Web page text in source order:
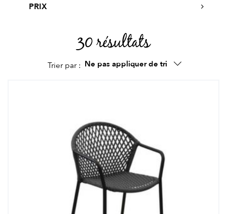
PRIX
30 résultats
Trier par : Ne pas appliquer de tri